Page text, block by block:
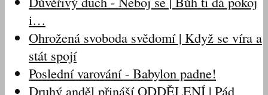
i…
Ohrožená svoboda svědomí | Když se víra a
stát spojí
Poslední varování - Babylon padne!
Druhý anděl přináší ODDĚLENÍ | Pád